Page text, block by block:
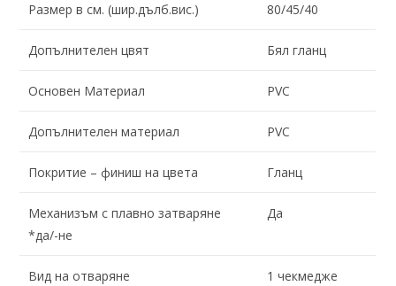
Размер в см. (шир.дълб.вис.) 80/45/40
Допълнителен цвят Бял гланц
Основен Материал PVC
Допълнителен материал PVC
Покритие – финиш на цвета Гланц
Механизъм с плавно затваряне
*да/-не
Да
Вид на отваряне 1 чекмедже